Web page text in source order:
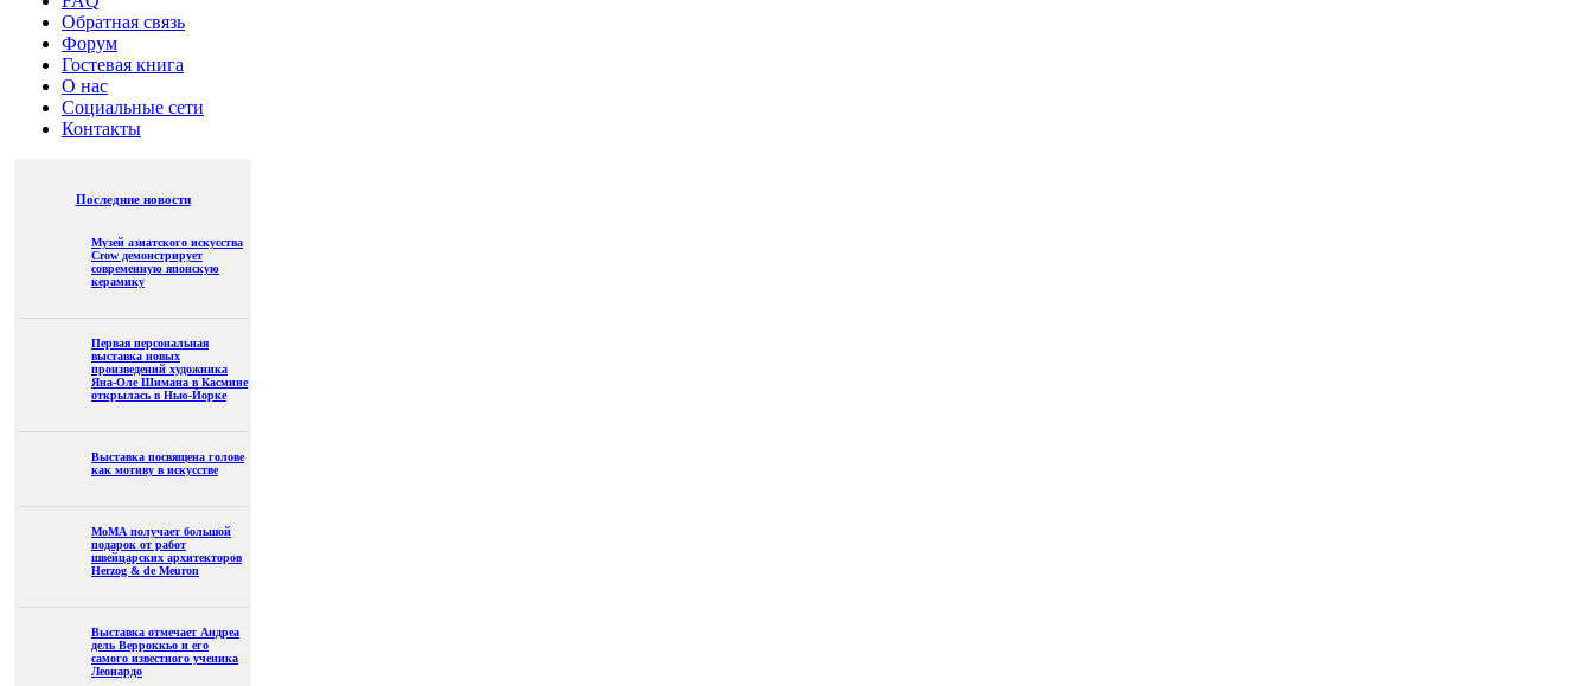
Обратная связь
Форум
Гостевая книга
О нас
Социальные сети
Контакты
Последние новости
Музей азиатского искусства
Crow демонстрирует
современную японскую
керамику
Первая персональная
выставка новых
произведений художника
Яна-Оле Шимана в Касмине
открылась в Нью-Йорке
Выставка посвящена голове
как мотиву в искусстве
МоМА получает большой
подарок от работ
швейцарских архитекторов
Herzog & de Meuron
Выставка отмечает Андреа
дель Верроккьо и его
самого известного ученика
Леонардо